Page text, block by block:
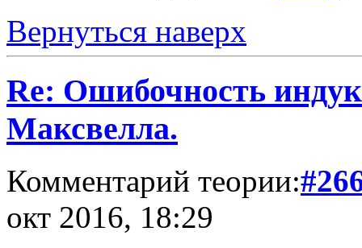
Вернуться наверх
Re: Ошибочность
Максвелла.
Комментарий теории:
окт 2016, 18:29